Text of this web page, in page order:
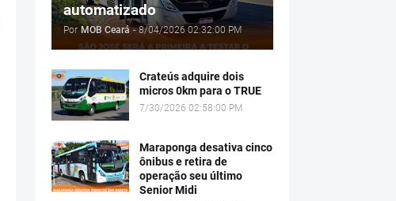
automatizado
Por MOB Ceará - 8/04/2026 02:32:00 PM
Crateús adquire dois
micros 0km para o TRUE
7/30/2026 02:58:00 PM
Maraponga desativa cinco
ônibus e retira de
operação seu último
Senior Midi